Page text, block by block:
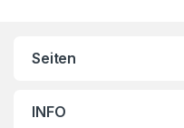
Seiten
INFO